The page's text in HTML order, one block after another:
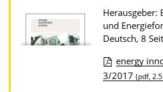
n
z
u
P
u
Herausgeber:
und
Deutsch, 8
D
energy
3/2017 (pdf,